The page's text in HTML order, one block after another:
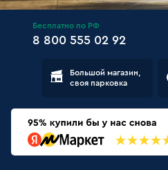
Бесплатно по РФ
8 800 555 02 92
Большой магазин,
своя парковка